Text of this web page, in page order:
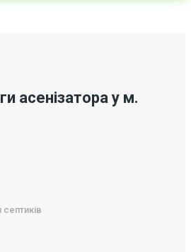
асенізатора у м.